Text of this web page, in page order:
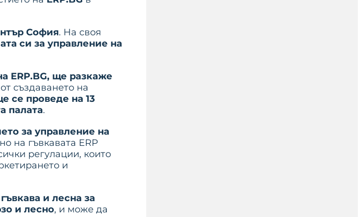
София. На своя
си за управление на
ERP.BG, ще разкаже
създаването на
се проведе на 13
палата.
за управление на
на гъвкавата ERP
регулации, които
и
и лесна за
и лесно, и може да